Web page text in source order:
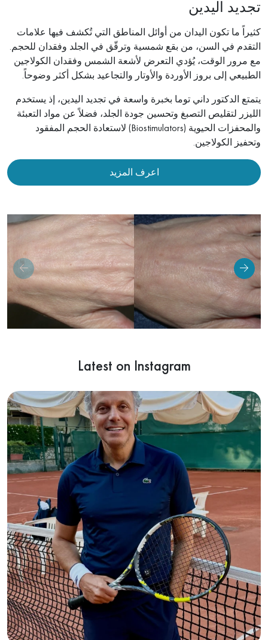
البوتوكس (توكسين البوتولينوم)
مواد التعبئة (Fillers)
إعادة تشكيل الأنف غير الجراحي
تجديد اليدين
شدّ جلد الجسم
علاج السيلوليت
إزالة الوحمات
فحص الشامات والكشف المتقدم عن سرطان الجلد
علاج الندوب وإزالتها
علاج البقع الداكنة والكلف
العلاج الديناميكي الضوئي (PDT)
تجديد اليدين
كثيراً ما تكون اليدان من أوائل المناطق التي تُكشف فيها علامات
التقدم في السن، من بقع شمسية وترقّق في الجلد وفقدان للحجم.
مع مرور الوقت، يُؤدي التعرض لأشعة الشمس وفقدان الكولاجين
الطبيعي إلى بروز الأوردة والأوتار والتجاعيد بشكل أكثر وضوحاً.
يتمتع الدكتور داني توما بخبرة واسعة في تجديد اليدين، إذ يستخدم
الليزر لتقليص التصبغ وتحسين جودة الجلد، فضلاً عن مواد التعبئة
والمحفزات الحيوية (Biostimulators) لاستعادة الحجم المفقود
وتحفيز الكولاجين.
اعرف المزيد
Latest on Instagram